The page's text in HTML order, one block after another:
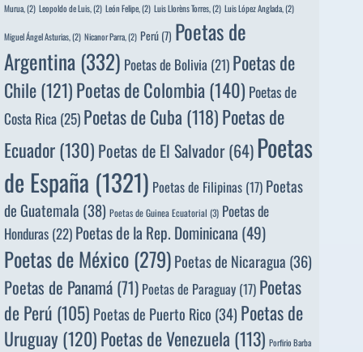
Murua, (2) Leopoldo de Luis, (2) León Felipe, (2) Luis Llorèns Torres, (2) Luis López Anglada, (2)
Miguel Ángel Asturias, (2) Nicanor Parra, (2) Perú (7) Poetas de
Argentina (332) Poetas de Bolivia (21) Poetas de
Chile(121)Poetas de Colombia(140) Poetas de
Costa Rica(25)Poetas de Cuba (118)Poetas de
Ecuador(130) Poetas de El Salvador(64)Poetas
de España (1321) Poetas de Filipinas (17) Poetas
de Guatemala (38) Poetas de Guinea Ecuatorial (3) Poetas de
Honduras (22) Poetas de la Rep. Dominicana (49)
Poetas de México(279)Poetas de Nicaragua (36)
Poetas de Panamá (71) Poetas de Paraguay (17) Poetas
de Perú (105) Poetas de Puerto Rico (34) Poetas de
Uruguay(120)Poetas de Venezuela (113) Porfirio Barba